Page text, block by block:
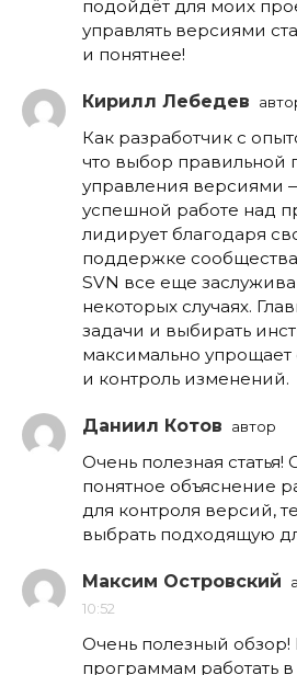
подойдёт для моих
управлять версиями
и понятнее!
Кирилл Лебедев
Как разработчик с
что выбор правильной
управления версиями
успешной работе над
лидирует благодаря
поддержке
SVN все еще
некоторых случаях.
задачи и выбирать
максимально упрощает
и контроль изменений.
Даниил Котов автор
Очень полезная статья!
понятное объяснение
для контроля версий,
выбрать подходящую
Максим Островский
10:52
Очень полезный обзор!
программам работать